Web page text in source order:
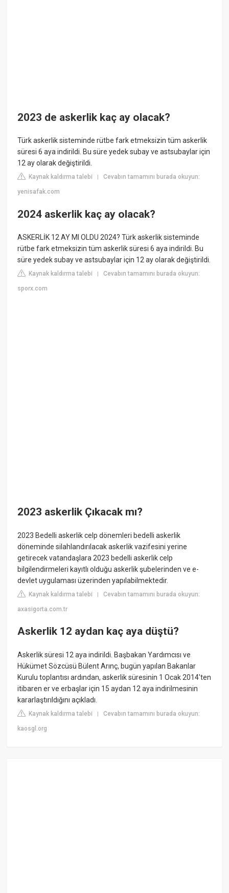
2023 de askerlik kaç ay olacak?
Türk askerlik sisteminde rütbe fark etmeksizin tüm askerlik
süresi 6 aya indirildi. Bu süre yedek subay ve astsubaylar için
12 ay olarak değiştirildi.
Kaynak kaldırma talebi |Cevabın tamamını burada okuyun:
yenisafak.com
2024 askerlik kaç ay olacak?
ASKERLİK 12 AY MI OLDU 2024? Türk askerlik sisteminde
rütbe fark etmeksizin tüm askerlik süresi 6 aya indirildi. Bu
süre yedek subay ve astsubaylar için 12 ay olarak değiştirildi.
Kaynak kaldırma talebi |Cevabın tamamını burada okuyun:
sporx.com
2023 askerlik Çıkacak mı?
2023 Bedelli askerlik celp dönemleri bedelli askerlik
döneminde silahlandırılacak askerlik vazifesini yerine
getirecek vatandaşlara 2023 bedelli askerlik celp
bilgilendirmeleri kayıtlı olduğu askerlik şubelerinden ve e-
devlet uygulaması üzerinden yapılabilmektedir.
Kaynak kaldırma talebi |Cevabın tamamını burada okuyun:
axasigorta.com.tr
Askerlik 12 aydan kaç aya düştü?
Askerlik süresi 12 aya indirildi. Başbakan Yardımcısı ve
Hükümet Sözcüsü Bülent Arınç, bugün yapılan Bakanlar
Kurulu toplantısı ardından, askerlik süresinin 1 Ocak 2014'ten
itibaren er ve erbaşlar için 15 aydan 12 aya indirilmesinin
kararlaştırıldığını açıkladı.
Kaynak kaldırma talebi |Cevabın tamamını burada okuyun:
kaosgl.org